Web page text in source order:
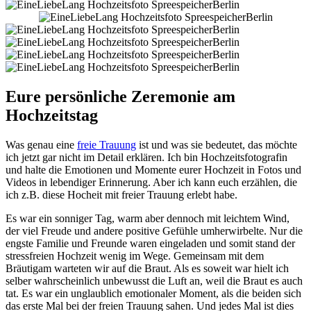
Eure persönliche Zeremonie am
Hochzeitstag
Was genau eine freie Trauung ist und was sie bedeutet, das möchte
ich jetzt gar nicht im Detail erklären. Ich bin Hochzeitsfotografin
und halte die Emotionen und Momente eurer Hochzeit in Fotos und
Videos in lebendiger Erinnerung. Aber ich kann euch erzählen, die
ich z.B. diese Hocheit mit freier Trauung erlebt habe.
Es war ein sonniger Tag, warm aber dennoch mit leichtem Wind,
der viel Freude und andere positive Gefühle umherwirbelte. Nur die
engste Familie und Freunde waren eingeladen und somit stand der
stressfreien Hochzeit wenig im Wege. Gemeinsam mit dem
Bräutigam warteten wir auf die Braut. Als es soweit war hielt ich
selber wahrscheinlich unbewusst die Luft an, weil die Braut es auch
tat. Es war ein unglaublich emotionaler Moment, als die beiden sich
das erste Mal bei der freien Trauung sahen. Und jedes Mal ist dies